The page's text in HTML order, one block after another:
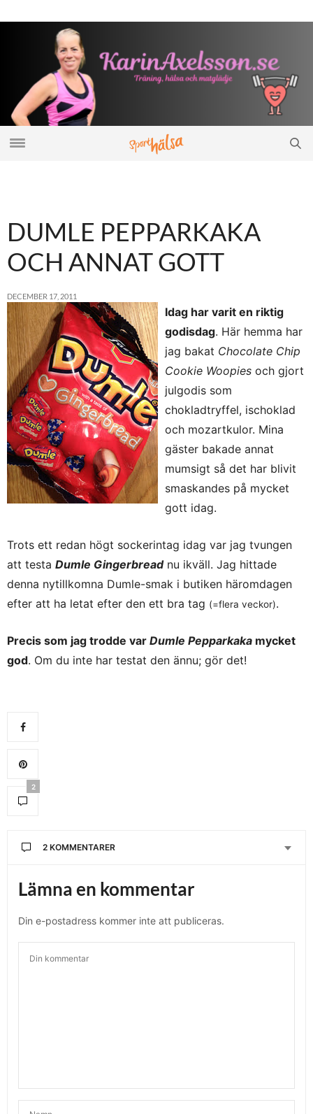
DUMLE PEPPARKAKA
OCH ANNAT GOTT
DECEMBER 17, 2011
Idag har varit en riktig
godisdag. Här hemma har
jag bakat Chocolate Chip
Cookie Woopies och gjort
julgodis som
chokladtryffel, ischoklad
och mozartkulor. Mina
gäster bakade annat
mumsigt så det har blivit
smaskandes på mycket
gott idag.
Trots ett redan högt sockerintag idag var jag tvungen
att testa Dumle Gingerbreadnu ikväll. Jag hittade
denna nytillkomna Dumle-smak i butiken häromdagen
efter att ha letat efter den ett bra tag (=flera veckor).
Precis som jag trodde var Dumle Pepparkaka mycket
god. Om du inte har testat den ännu; gör det!
2
2 KOMMENTARER
TRILLINGNÖTEN SKRIVER:
Jag gillar också den där Dumle
KARIN - FITNESS OCH HÄLSA
Lämna en kommentar
Din e-postadress kommer inte att publiceras.